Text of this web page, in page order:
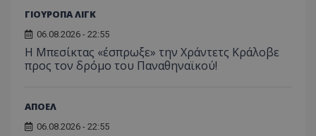
ΓΙΟΥΡΟΠΑ ΛΙΓΚ
06.08.2026 - 22:55
Η Μπεσίκτας «έσπρωξε» την Χράντετς Κράλοβε
προς τον δρόμο του Παναθηναϊκού!
ΑΠΟΕΛ
06.08.2026 - 22:55